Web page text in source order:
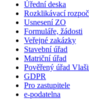
Úřední deska
Rozklikávací
Usnesení ZO
Formuláře, žádosti
Veřejné zakázky
Stavební úřad
Matriční úřad
Pověřený úřad
GDPR
Pro zastupitele
e-podatelna